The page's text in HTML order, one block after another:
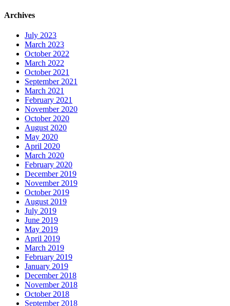
Archives
July 2023
March 2023
October 2022
March 2022
October 2021
September 2021
March 2021
February 2021
November 2020
October 2020
August 2020
May 2020
April 2020
March 2020
February 2020
December 2019
November 2019
October 2019
August 2019
July 2019
June 2019
May 2019
April 2019
March 2019
February 2019
January 2019
December 2018
November 2018
October 2018
September 2018